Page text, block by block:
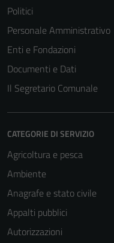
Politici
Personale Amministrativo
Enti e Fondazioni
Documenti e Dati
Il Segretario Comunale
CATEGORIE DI SERVIZIO
Agricoltura e pesca
Ambiente
Anagrafe e stato civile
Appalti pubblici
Autorizzazioni